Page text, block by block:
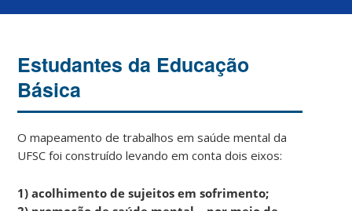
Estudantes da Educação
Básica
O mapeamento de trabalhos em saúde mental da
UFSC foi construído levando em conta dois eixos:
1) acolhimento de sujeitos em sofrimento;